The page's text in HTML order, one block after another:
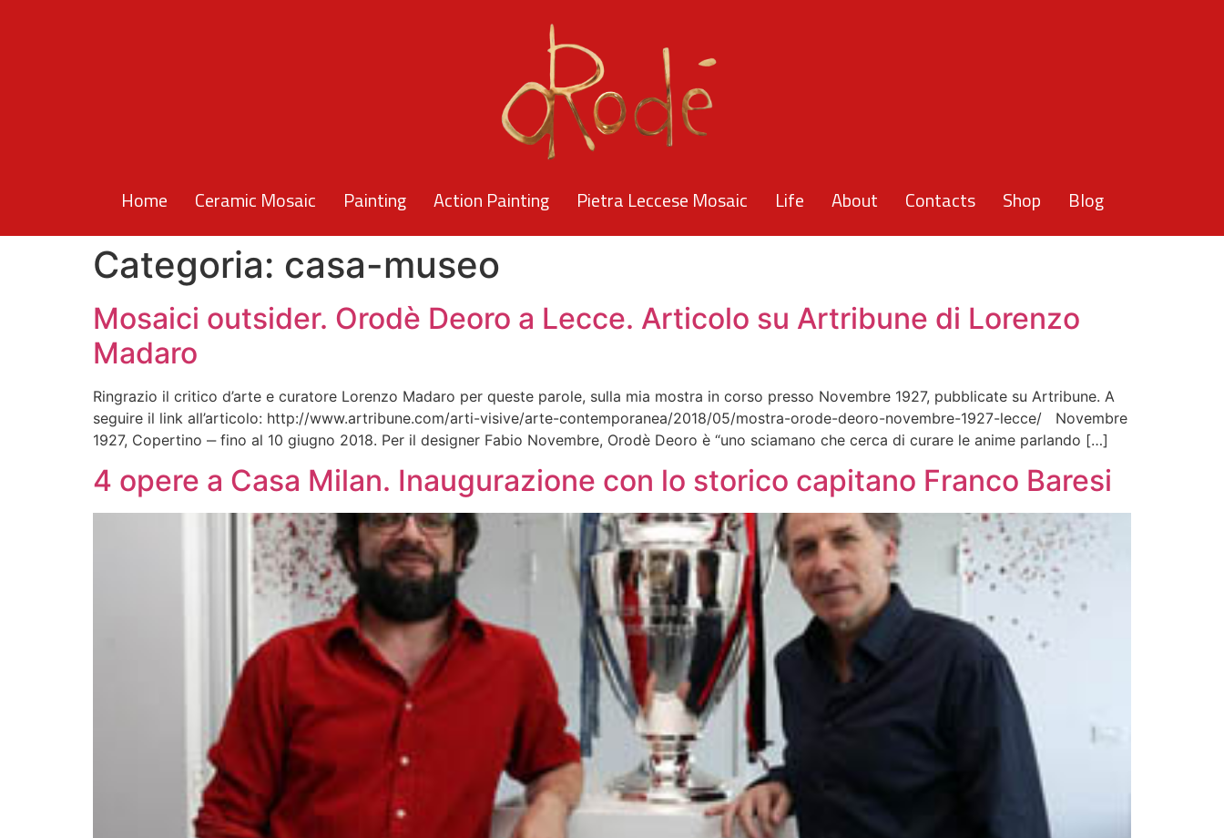
Home Ceramic Mosaic Painting Action Painting Pietra Leccese Mosaic Life About Contacts Shop Blog
Categoria: casa-museo
Mosaici outsider. Orodè Deoro a Lecce. Articolo su Artribune di Lorenzo
Madaro
Ringrazio il critico d’arte e curatore Lorenzo Madaro per queste parole, sulla mia mostra in corso presso Novembre 1927, pubblicate su Artribune. A
seguire il link all’articolo: http://www.artribune.com/arti-visive/arte-contemporanea/2018/05/mostra-orode-deoro-novembre-1927-lecce/ Novembre
1927, Copertino ‒ fino al 10 giugno 2018. Per il designer Fabio Novembre, Orodè Deoro è “uno sciamano che cerca di curare le anime parlando […]
4 opere a Casa Milan. Inaugurazione con lo storico capitano Franco Baresi